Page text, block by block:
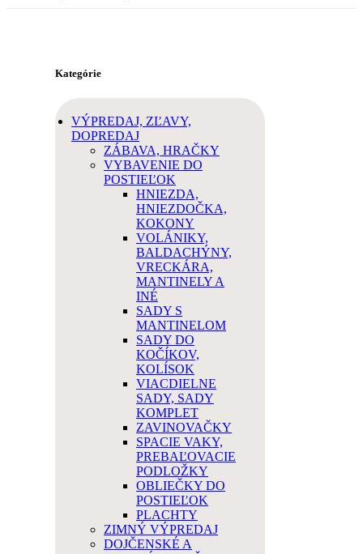
Kategórie
VÝPREDAJ, ZĽAVY,
DOPREDAJ
ZÁBAVA, HRAČKY
VYBAVENIE DO
POSTIEĽOK
HNIEZDA,
HNIEZDOČKA,
KOKONY
VOLÁNIKY,
BALDACHÝNY,
VRECKÁRA,
MANTINELY A
INÉ
SADY S
MANTINELOM
SADY DO
KOČÍKOV,
KOLÍSOK
VIACDIELNE
SADY, SADY
KOMPLET
ZAVINOVAČKY
SPACIE VAKY,
PREBAĽOVACIE
PODLOŽKY
OBLIEČKY DO
POSTIEĽOK
PLACHTY
ZIMNÝ VÝPREDAJ
DOJČENSKÉ A